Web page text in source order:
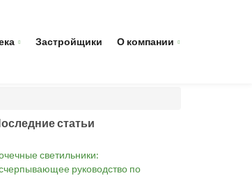
Застройщики О компании
статьи
светильники:
руководство по